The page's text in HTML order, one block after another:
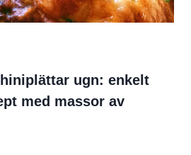
ugn: enkelt
med massor av